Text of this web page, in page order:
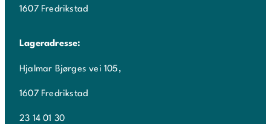
1607 Fredrikstad
Lageradresse:
Hjalmar Bjørges vei 105,
1607 Fredrikstad
23 14 01 30